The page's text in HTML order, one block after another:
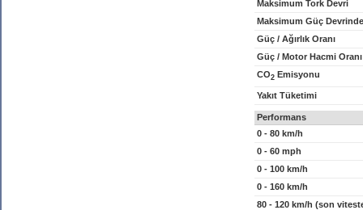
Maksimum Tork Devri
Maksimum Güç
Güç / Ağırlık Oranı
Güç / Motor Hacmi Oranı
CO2 Emisyonu
Yakıt Tüketimi
Performans
0 - 80 km/h
0 - 60 mph
0 - 100 km/h
0 - 160 km/h
80 - 120 km/h (son